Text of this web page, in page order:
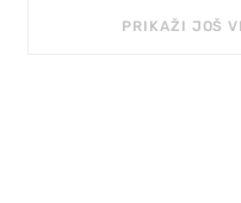
PRIKAŽI JOŠ